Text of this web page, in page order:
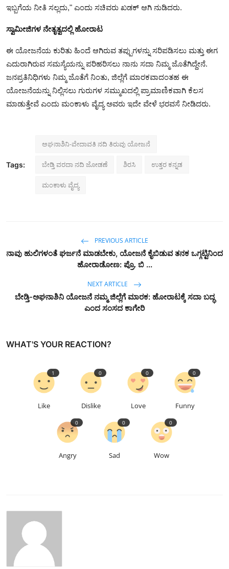
ಇಬ್ಬಗೆಯ ನೀತಿ ಸಲ್ಲದು," ಎಂದು ಸಚಿವರು ಖಡಕ್ ಆಗಿ ನುಡಿದರು.
ಸ್ವಾಮೀಜಿಗಳ ನೇತೃತ್ವದಲ್ಲಿ ಹೋರಾಟ
ಈ ಯೋಜನೆಯ ಕುರಿತು ಹಿಂದೆ ಆಗಿರುವ ತಪ್ಪುಗಳನ್ನು ಸರಿಪಡಿಸಲು ಮತ್ತು ಈಗ
ಎದುರಾಗಿರುವ ಸಮಸ್ಯೆಯನ್ನು ಪರಿಹರಿಸಲು ನಾನು ಸದಾ ನಿಮ್ಮ ಜೊತೆಗಿದ್ದೇನೆ.
ಜನಪ್ರತಿನಿಧಿಗಳು ನಿಮ್ಮ ಜೊತೆಗೆ ನಿಂತು, ಜಿಲ್ಲೆಗೆ ಮಾರಕವಾದಂತಹ ಈ
ಯೋಜನೆಯನ್ನು ನಿಲ್ಲಿಸಲು ಗುರುಗಳ ಸಮ್ಮುಖದಲ್ಲಿ ಪ್ರಾಮಾಣಿಕವಾಗಿ ಕೆಲಸ
ಮಾಡುತ್ತೇವೆ ಎಂದು ಮಂಕಾಳು ವೈದ್ಯ ಅವರು ಇದೇ ವೇಳೆ ಭರವಸೆ ನೀಡಿದರು.
Tags:
ಅಘನಾಶಿನಿ-ವೇದಾವತಿ ನದಿ ತಿರುವು ಯೋಜನೆ
ಬೇಡ್ತಿ ವರದಾ ನದಿ ಜೋಡಣೆ ಶಿರಸಿ ಉತ್ತರ ಕನ್ನಡ
ಮಂಕಾಳು ವೈದ್ಯ
PREVIOUS ARTICLE
ನಾವು ಹುಲಿಗಳಂತೆ ಘರ್ಜನೆ ಮಾಡಬೇಕು, ಯೋಜನೆ ಕೈಬಿಡುವ ತನಕ ಒಗ್ಗಟ್ಟಿನಿಂದ
ಹೋರಾಡೋಣ: ಪ್ರೊ. ಬಿ ...
NEXT ARTICLE
ಬೇಡ್ತಿ-ಅಘನಾಶಿನಿ ಯೋಜನೆ ನಮ್ಮ ಜಿಲ್ಲೆಗೆ ಮಾರಕ: ಹೋರಾಟಕ್ಕೆ ಸದಾ ಬದ್ಧ
ಎಂದ ಸಂಸದ ಕಾಗೇರಿ
WHAT'S YOUR REACTION?
Like
1
Dislike
0
Love
0
Funny
0
Angry
0
Sad
0
Wow
0